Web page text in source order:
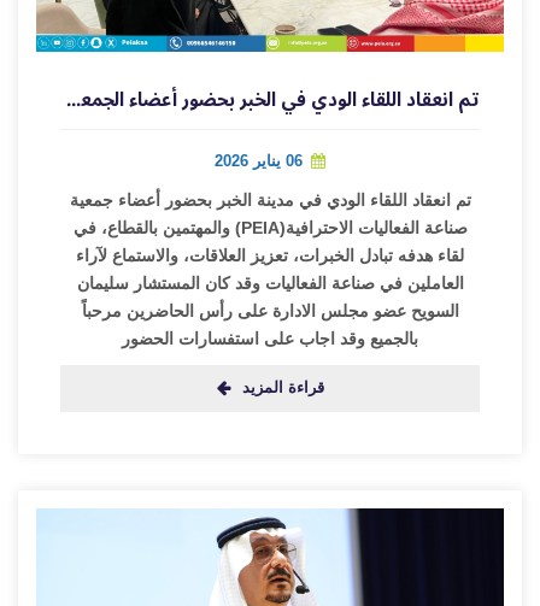
تم انعقاد اللقاء الودي في الخبر بحضور أعضاء الجمعية والمهتمين بالقطاع
06 يناير 2026
تم انعقاد اللقاء الودي في مدينة الخبر بحضور أعضاء جمعية
صناعة الفعاليات الاحترافية(PEIA) والمهتمين بالقطاع، في
لقاء هدفه تبادل الخبرات، تعزيز العلاقات، والاستماع لآراء
العاملين في صناعة الفعاليات وقد كان المستشار سليمان
السويح عضو مجلس الادارة على رأس الحاضرين مرحباً
بالجميع وقد اجاب على استفسارات الحضور
قراءة المزيد